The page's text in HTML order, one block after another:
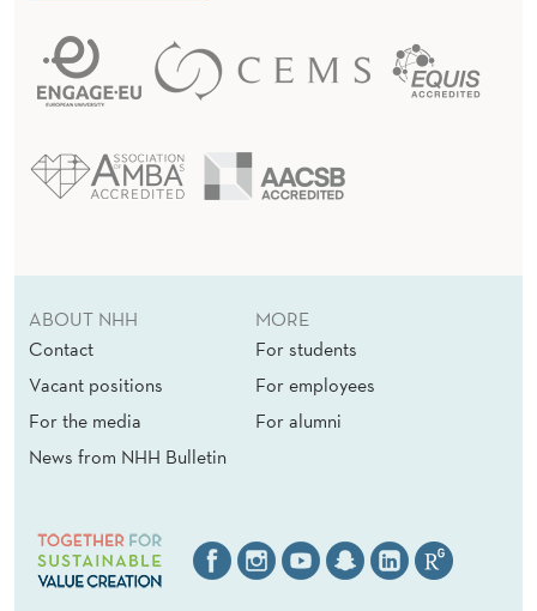
ABOUT NHH
Contact
Vacant positions
For the media
News from NHH Bulletin
MORE
For students
For employees
For alumni